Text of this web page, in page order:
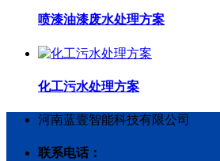
喷漆油漆废水处理方案
化工污水处理方案
河南蓝壹智能科技有限公司
联系电话：